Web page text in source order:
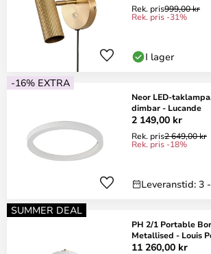
Rek. pris999,00 kr
Rek. pris -31%
I lager
-16% EXTRA
Neor LED-
dimbar - Lucande
2 149,00 kr
Rek. pris2 649,00 kr
Rek. pris -18%
Leveranstid: 3
SUMMER DEAL
PH 2/1 Portable
Metallised - Louis
11 260,00 kr